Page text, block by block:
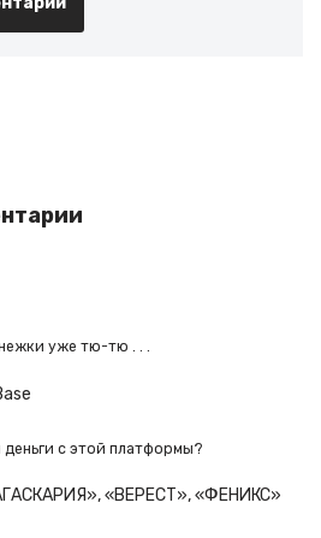
уже тю-тю . . .
с этой платформы?
«ВЕРЕСТ», «ФЕНИКС»